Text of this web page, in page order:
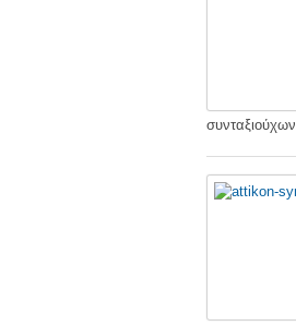
συνταξιούχων